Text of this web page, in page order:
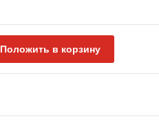
Положить в корзину